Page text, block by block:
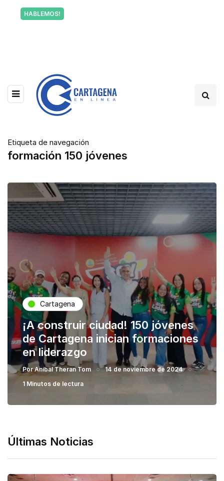
HABLEMOS!
Etiqueta de navegación
formación 150 jóvenes
Cartagena
¡A construir ciudad! 150 jóvenes
de Cartagena inician formaciones
en liderazgo
PorAnibal Theran Tom
14 de noviembre de 2024
1 Minutos de lectura
Últimas Noticias